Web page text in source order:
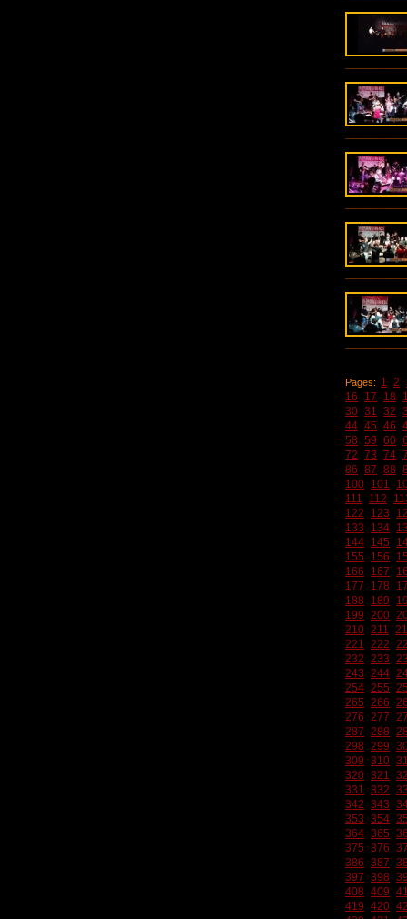
Pages: 1 2
16
17 18
30 31 32
44 45 46
58 59 60
72 73 74
86 87 88
100 101
111
112
122
123
133
134
144 145
155
156
166
167
177
178
188
189
199 200
210 211
221 222
232 233
243 244
254 255
265 266
276 277
287 288
298 299
309 310
320 321
331 332
342 343
353 354
364 365
375 376
386 387
397 398
408 409
419 420